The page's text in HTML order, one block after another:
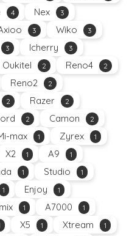
4 Nex 3
3 Wiko 3
3 Icherry 3
Oukitel 2 Reno4 2
Reno2 2
2 Razer 2
2 Camon 2
max 1 Zyrex 1
X2 1 A9 1
1 Studio 1
1 Enjoy 1
1 A7000 1
X5 1 Xtream 1